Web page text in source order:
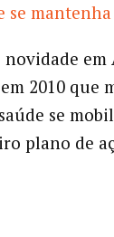
se
em
2010 que
se
plano de